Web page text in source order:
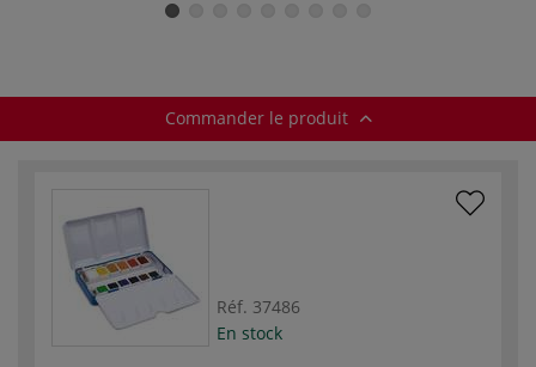
Commander le produit
Réf. 37486
En stock